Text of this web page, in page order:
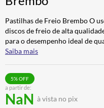
Pastilhas de Freio Brembo O
discos de freio de alta
para o desempenho ideal de
Saiba mais
a partir de:
NaN à vista no pix
5% OFF
7º BAU
8º CALÇA
9º AIROH